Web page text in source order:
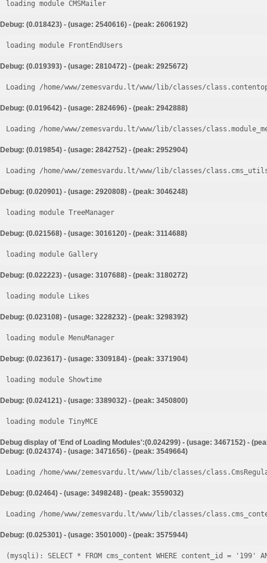
loading module CMSMailer
Debug: (0.018423) - (usage: 2540616) - (peak: 2606192)
loading module FrontEndUsers
Debug: (0.019393) - (usage: 2810472) - (peak: 2925672)
Loading /home/www/zemesvardu.lt/www/lib/classes/
Debug: (0.019642) - (usage: 2824696) - (peak: 2942888)
Loading /home/www/zemesvardu.lt/www/lib/classes/
Debug: (0.019854) - (usage: 2842752) - (peak: 2952904)
Loading /home/www/zemesvardu.lt/www/lib/classes/
Debug: (0.020901) - (usage: 2920808) - (peak: 3046248)
loading module TreeManager
Debug: (0.021568) - (usage: 3016120) - (peak: 3114688)
loading module Gallery
Debug: (0.022223) - (usage: 3107688) - (peak: 3180272)
loading module Likes
Debug: (0.023108) - (usage: 3228232) - (peak: 3298392)
loading module MenuManager
Debug: (0.023617) - (usage: 3309184) - (peak: 3371904)
loading module Showtime
Debug: (0.024121) - (usage: 3389032) - (peak: 3450800)
loading module TinyMCE
Debug display of 'End of Loading Modules':(0.024299) - (usage: 3467152) -
Debug: (0.024374) - (usage: 3471656) - (peak: 3549664)
Loading /home/www/zemesvardu.lt/www/lib/classes/
Debug: (0.02464) - (usage: 3498248) - (peak: 3559032)
Loading /home/www/zemesvardu.lt/www/lib/classes/
Debug: (0.025301) - (usage: 3501000) - (peak: 3575944)